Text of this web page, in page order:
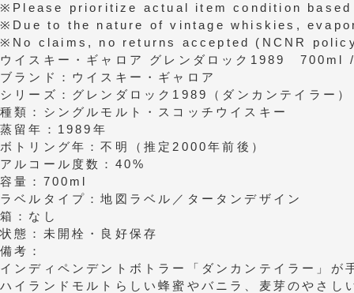
※Please prioritize actual item condition
※Due to the nature of vintage whiskies,
※No claims, no returns accepted (NCNR
ウイスキー・ギャロア グレンダロック1989 700ml
ブランド：ウイスキー・ギャロア
シリーズ：グレンダロック1989（ダンカンテイラー）
種類：シングルモルト・スコッチウイスキー
蒸留年：1989年
ボトリング年：不明（推定2000年前後）
アルコール度数：40%
容量：700ml
ラベルタイプ：地図ラベル／タータンデザイン
箱：なし
状態：未開栓・良好保存
備考：
インディペンデントボトラー「ダンカンテイラー」
ハイランドモルトらしい蜂蜜やバニラ、麦芽のやさ